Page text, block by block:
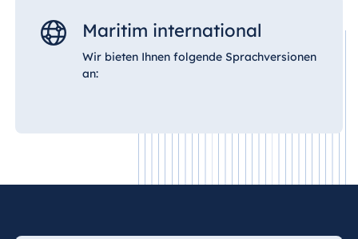
Maritim international
Wir bieten Ihnen folgende Sprachversionen
an: